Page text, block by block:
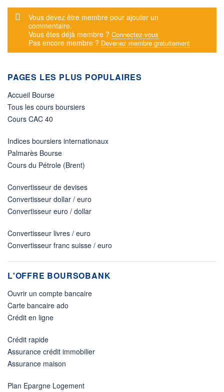
Message d'alerte
Vous devez être membre pour ajouter un
commentaire.
Vous êtes déjà membre ? Connectez-vous
Pas encore membre ? Devenez membre gratuitement
PAGES LES PLUS POPULAIRES
Accueil Bourse
Tous les cours boursiers
Cours CAC 40
Indices boursiers internationaux
Palmarès Bourse
Cours du Pétrole (Brent)
Convertisseur de devises
Convertisseur dollar / euro
Convertisseur euro / dollar
Convertisseur livres / euro
Convertisseur franc suisse / euro
L'OFFRE BOURSOBANK
Ouvrir un compte bancaire
Carte bancaire ado
Crédit en ligne
Crédit rapide
Assurance crédit immobilier
Assurance maison
Plan Epargne Logement